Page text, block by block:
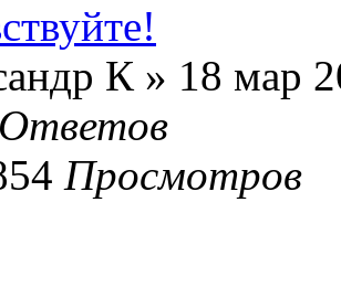
К » 18 мар
Ответов
Просмотров